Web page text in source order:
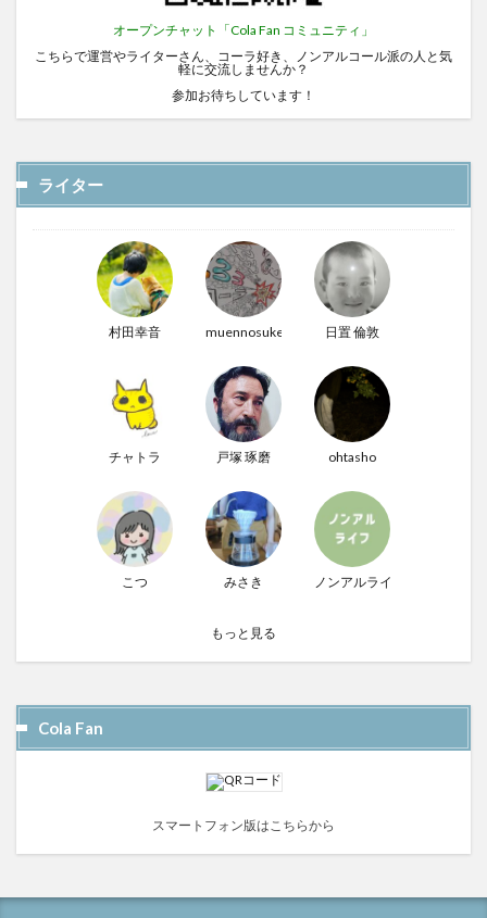
オープンチャット「Cola Fan コミュニティ」
こちらで運営やライターさん、コーラ好き、ノンアルコール派の人と気
軽に交流しませんか？
参加お待ちしています！
ライター
村田幸音 muennosuke 日置 倫敦
チャトラ 戸塚 琢磨 ohtasho
こつ みさき ノンアルライフ
もっと見る
Cola Fan
スマートフォン版はこちらから